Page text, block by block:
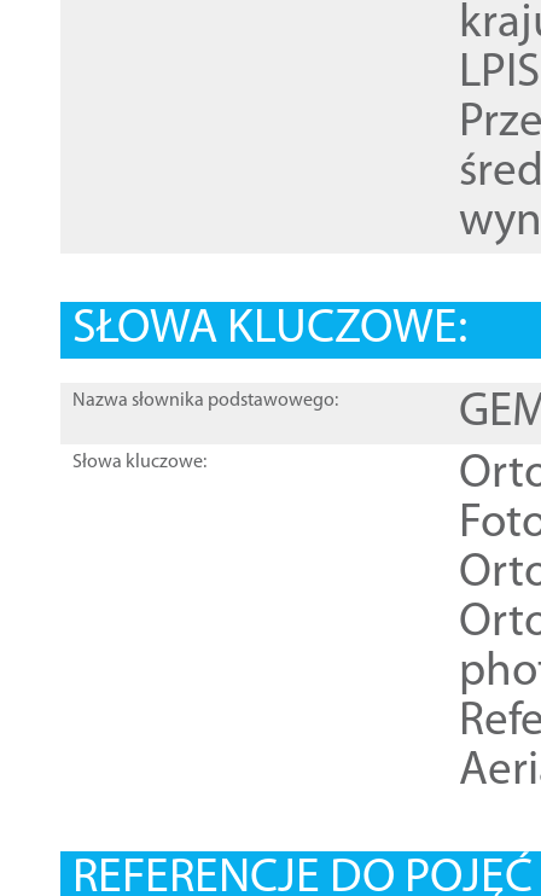
SŁOWA KLUCZOWE:
Nazwa słownika podstawowego:
Słowa kluczowe:
REFERENCJE DO